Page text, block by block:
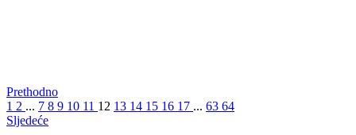
Prethodno
1 2 ... 7 8 9 10 11 12 13 14 15 16 17 ... 63 64
Sljedeće